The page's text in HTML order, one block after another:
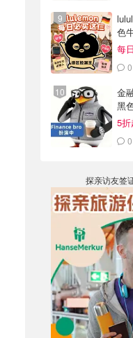
色
每
价 0
金
黑
5折
0
探亲访友签